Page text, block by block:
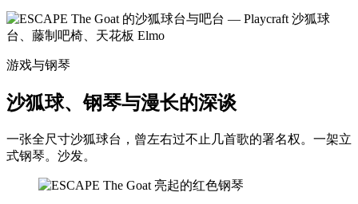
游戏与钢琴
沙狐球、钢琴与漫长的深谈
一张全尺寸沙狐球台，曾左右过不止几首歌的署名权。一架立
式钢琴。沙发。